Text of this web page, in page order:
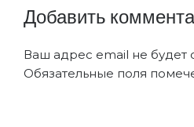
Добавить
Ваш адрес email не будет
Обязательные поля